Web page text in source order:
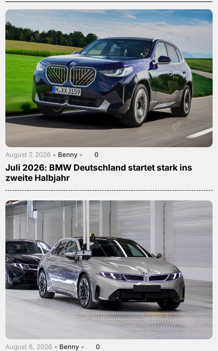
August 7, 2026 • Benny • 0
Juli 2026: BMW Deutschland startet stark ins
zweite Halbjahr
August 6, 2026 • Benny • 0